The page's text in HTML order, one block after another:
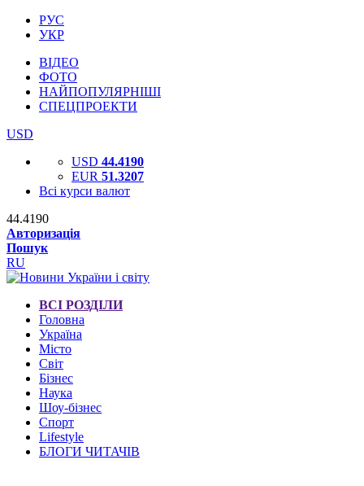
РУС
УКР
ВІДЕО
ФОТО
НАЙПОПУЛЯРНІШІ
СПЕЦПРОЕКТИ
USD
USD 44.4190
EUR 51.3207
Всі курси валют
44.4190
Авторизація
Пошук
RU
ВСІ РОЗДІЛИ
Головна
Україна
Місто
Світ
Бізнес
Наука
Шоу-бізнес
Спорт
Lifestyle
БЛОГИ ЧИТАЧІВ